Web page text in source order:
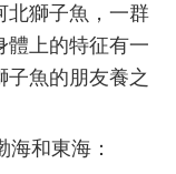
北獅子魚，一群
體上的特征有一
子魚的朋友養之
和東海：